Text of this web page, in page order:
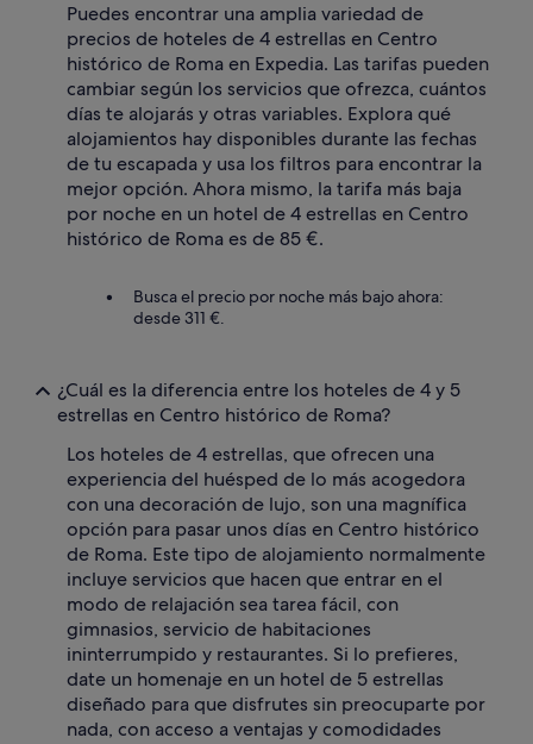
Puedes encontrar una amplia variedad de
precios de hoteles de 4 estrellas en Centro
histórico de Roma en Expedia. Las tarifas pueden
cambiar según los servicios que ofrezca, cuántos
días te alojarás y otras variables. Explora qué
alojamientos hay disponibles durante las fechas
de tu escapada y usa los filtros para encontrar la
mejor opción. Ahora mismo, la tarifa más baja
por noche en un hotel de 4 estrellas en Centro
histórico de Roma es de 85 €.
Busca el precio por noche más bajo ahora:
desde 311 €.
¿Cuál es la diferencia entre los hoteles de 4 y 5
estrellas en Centro histórico de Roma?
Los hoteles de 4 estrellas, que ofrecen una
experiencia del huésped de lo más acogedora
con una decoración de lujo, son una magnífica
opción para pasar unos días en Centro histórico
de Roma. Este tipo de alojamiento normalmente
incluye servicios que hacen que entrar en el
modo de relajación sea tarea fácil, con
gimnasios, servicio de habitaciones
ininterrumpido y restaurantes. Si lo prefieres,
date un homenaje en un hotel de 5 estrellas
diseñado para que disfrutes sin preocuparte por
nada, con acceso a ventajas y comodidades